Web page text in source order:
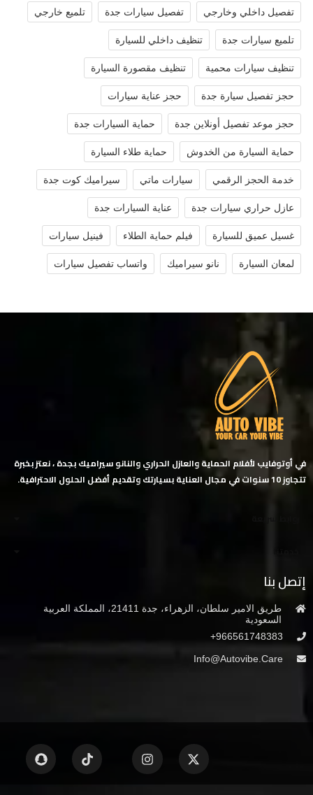
تفصيل داخلي وخارجي تفصيل سيارات جدة تلميع خارجي
تلميع سيارات جدة تنظيف داخلي للسيارة
تنظيف سيارات محمية تنظيف مقصورة السيارة
حجز تفصيل سيارة جدة حجز عناية سيارات
حجز موعد تفصيل أونلاين جدة حماية السيارات جدة
حماية السيارة من الخدوش حماية طلاء السيارة
خدمة الحجز الرقمي سيارات ماتي سيراميك كوت جدة
عازل حراري سيارات جدة عناية السيارات جدة
غسيل عميق للسيارة فيلم حماية الطلاء فينيل سيارات
لمعان السيارة نانو سيراميك واتساب تفصيل سيارات
في أوتوفايب لأفلام الحماية والعازل الحراري والنانو سيراميك بجدة ، نعتز بخبرة
تتجاوز 10 سنوات في مجال العناية بسيارتك وتقديم أفضل الحلول الاحترافية.
إتصل بنا
طريق الامير سلطان، الزهراء، جدة 21411، المملكة العربية
السعودية
966561748383+
Info@autovibe.care